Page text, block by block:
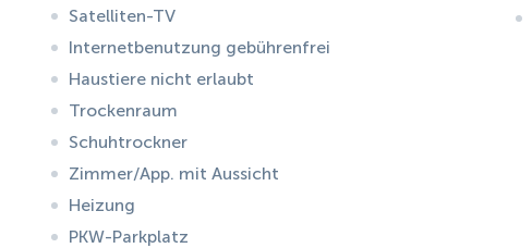
Satelliten-TV
Internetbenutzung gebührenfrei
Haustiere nicht erlaubt
Trockenraum
Schuhtrockner
Zimmer/App. mit Aussicht
Heizung
PKW-Parkplatz